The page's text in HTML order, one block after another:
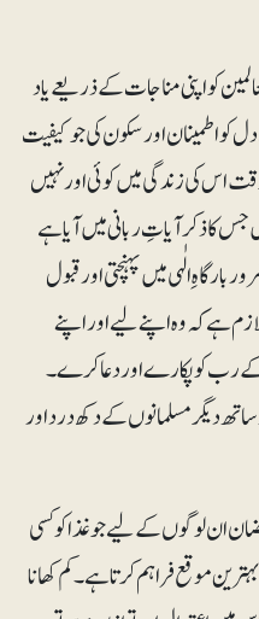
کو اپنی مناجات کے ذریعے یاد
کو اطمینان اور سکون کی جو کیفیت
کی زندگی میں کوئی اور نہیں
کا ذکر آیاتِ ربانی میں آیا ہے
الٰہی میں پہنچتی اور قبول
ہے کہ وہ اپنے لیے اور اپنے
رب کو پکارے اور دعا کرے۔
دیگر مسلمانوں کے دکھ درد اور
ان لوگوں کے لیے جو غذا کو کسی
موقع فراہم کرتا ہے۔ کم کھانا